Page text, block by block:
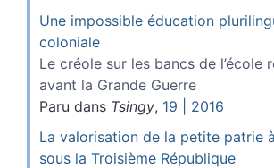
Une impossible éducation
coloniale
Le créole sur les bancs de l’école
avant la Grande Guerre
Paru dans Tsingy, 19 | 2016
La valorisation de la petite patrie
sous la Troisième République